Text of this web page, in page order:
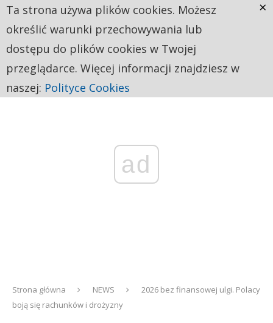
ad
Strona główna NEWS
2026 bez finansowej ulgi. Polacy
boją się rachunków i drożyzny
Ta strona używa plików cookies. Możesz
określić warunki przechowywania lub
dostępu do plików cookies w Twojej
przeglądarce. Więcej informacji znajdziesz w
naszej: Polityce Cookies
×